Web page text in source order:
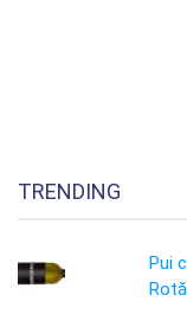
TRENDING
Pui